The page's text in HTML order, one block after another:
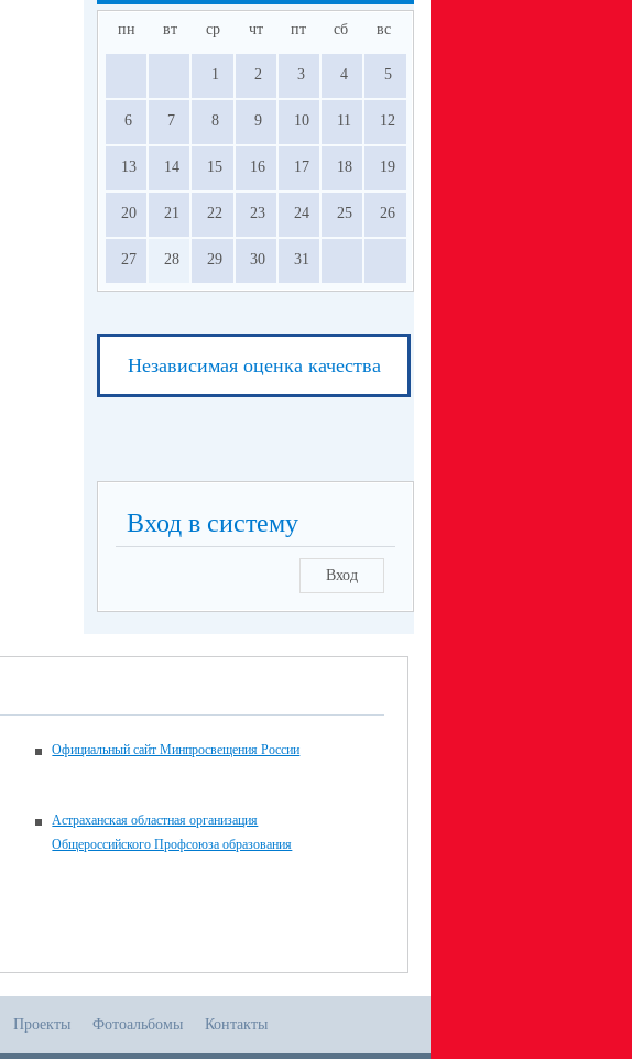
пн вт ср чт пт сб вс
1 2 3 4 5
6 7 8 9 10 11 12
13 14 15 16 17 18 19
20 21 22 23 24 25 26
27 28 29 30 31
Независимая оценка качества
Вход в систему
Вход
Официальный сайт Минпросвещения России
Астраханская областная организация
Общероссийского Профсоюза образования
Проекты Фотоальбомы Контакты